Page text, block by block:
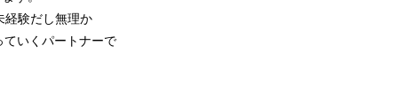
験だし無理か
いくパートナーで